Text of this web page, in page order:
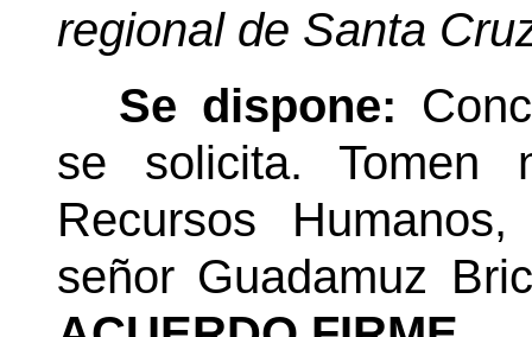
regional de Santa
Se dispone:
se solicita. Tomen
Recursos
señor Guadamuz